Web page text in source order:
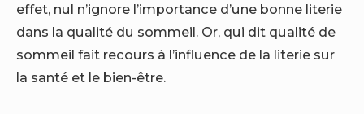
effet, nul n’ignore l’importance d’une bonne literie
dans la qualité du sommeil. Or, qui dit qualité de
sommeil fait recours à l’influence de la literie sur
la santé et le bien-être.